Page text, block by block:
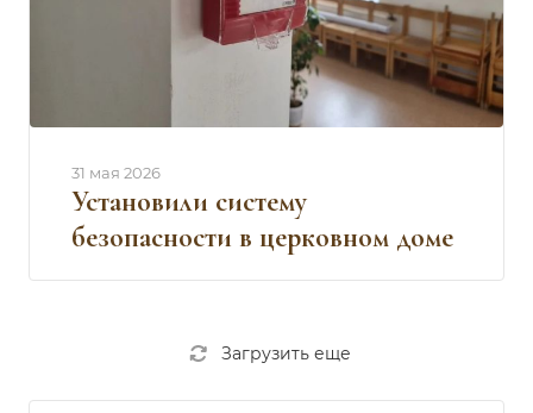
Установили систему
безопасности в церковном доме
31 мая 2026
Загрузить еще